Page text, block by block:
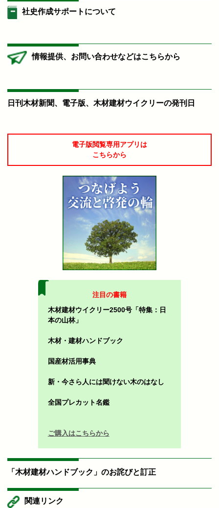
社史作成サポートについて
情報提供、お問い合わせなどはこちらから
日刊木材新聞、電子版、木材建材ウイクリーの発刊日
電子版閲覧専用アプリは
こちらから
注目の書籍
木材建材ウイクリー2500号「特集：日
本の山林」
木材・建材ハンドブック
国産材活用事典
新・今さら人には聞けない木のはなし
全国プレカット名鑑
ご購入はこちらから
「木材建材ハンドブック」のお詫びと訂正
関連リンク